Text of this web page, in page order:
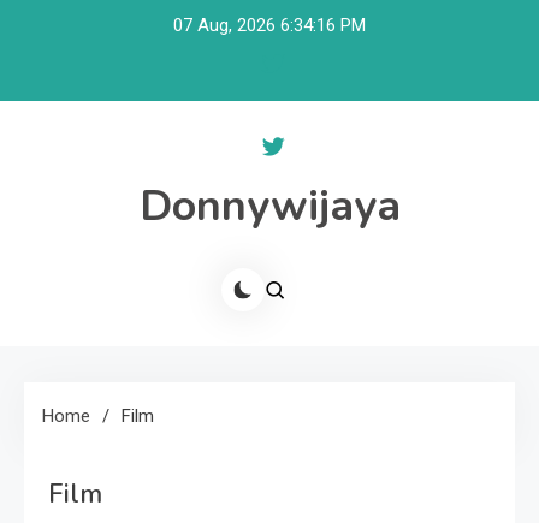
07 Aug, 2026 6:34:16 PM
Donnywijaya
Home Film
Film